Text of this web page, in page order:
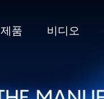
제품 비디오